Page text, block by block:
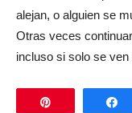
alejan, o alguien se
Otras veces
incluso si solo se